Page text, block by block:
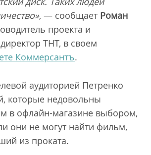
, — сообщает Роман
проекта и
ТНТ, в своем
Коммерсантъ.
аудиторией Петренко
которые недовольны
в офлайн-магазине выбором,
они не могут найти фильм,
из проката.